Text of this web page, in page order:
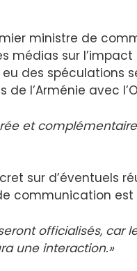
ministre de
médias sur
des spéculations
l’Arménie avec
et
sur d’éventuels
communication
officialisés, car
une interaction.»